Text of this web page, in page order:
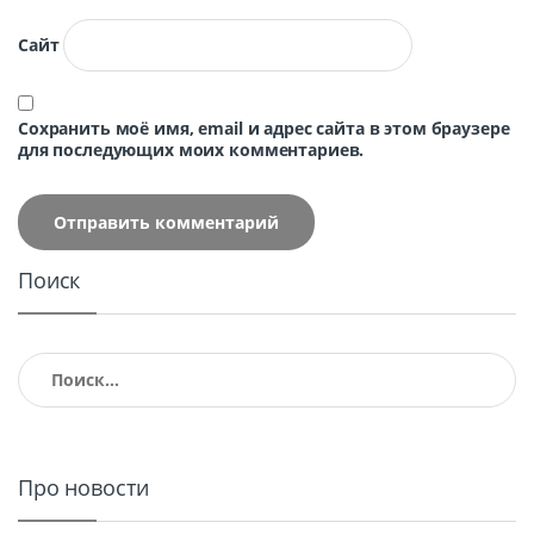
Сайт
Сохранить моё имя, email и адрес сайта в этом браузере
для последующих моих комментариев.
Поиск
Найти:
Про новости